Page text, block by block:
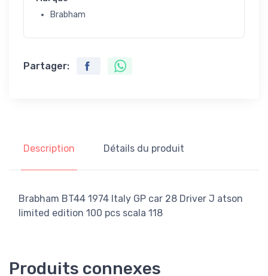
Brabham
Partager:
Description Détails du produit
Brabham BT44 1974 Italy GP car 28 Driver J atson
limited edition 100 pcs scala 118
Produits connexes